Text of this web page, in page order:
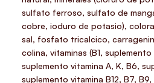
sulfato ferroso, sulfato de
cobre, ioduro de potasio),
sal, fosfato tricalcico,
colina, vitaminas (B1,
suplemento vitamina A, K, B6,
suplemento vitamina B12, B7,